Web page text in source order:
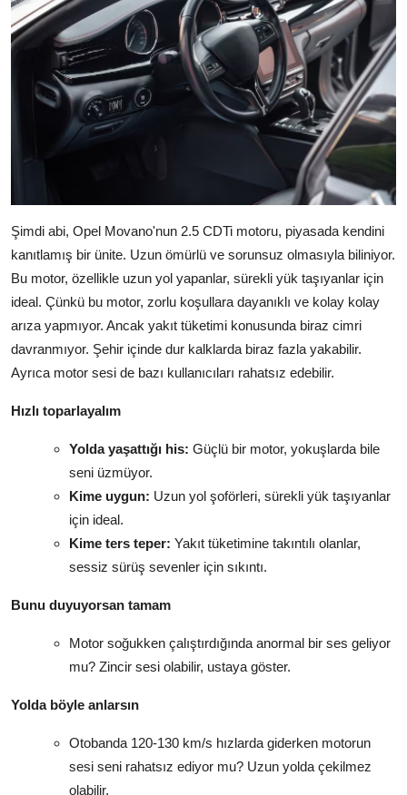
Şimdi abi, Opel Movano'nun 2.5 CDTi motoru, piyasada kendini
kanıtlamış bir ünite. Uzun ömürlü ve sorunsuz olmasıyla biliniyor.
Bu motor, özellikle uzun yol yapanlar, sürekli yük taşıyanlar için
ideal. Çünkü bu motor, zorlu koşullara dayanıklı ve kolay kolay
arıza yapmıyor. Ancak yakıt tüketimi konusunda biraz cimri
davranmıyor. Şehir içinde dur kalklarda biraz fazla yakabilir.
Ayrıca motor sesi de bazı kullanıcıları rahatsız edebilir.
Hızlı toparlayalım
Yolda yaşattığı his: Güçlü bir motor, yokuşlarda bile
seni üzmüyor.
Kime uygun: Uzun yol şoförleri, sürekli yük taşıyanlar
için ideal.
Kime ters teper: Yakıt tüketimine takıntılı olanlar,
sessiz sürüş sevenler için sıkıntı.
Bunu duyuyorsan tamam
Motor soğukken çalıştırdığında anormal bir ses geliyor
mu? Zincir sesi olabilir, ustaya göster.
Yolda böyle anlarsın
Otobanda 120-130 km/s hızlarda giderken motorun
sesi seni rahatsız ediyor mu? Uzun yolda çekilmez
olabilir.